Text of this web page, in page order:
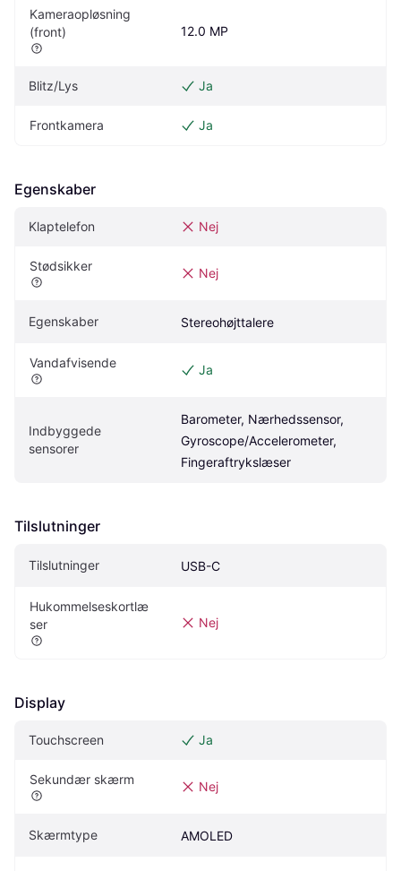
Kameraopløsning
(front)
12.0 MP
Blitz/Lys Ja
Frontkamera Ja
Egenskaber
Klaptelefon Nej
Stødsikker Nej
Egenskaber Stereohøjttalere
Vandafvisende Ja
Indbyggede
sensorer
Barometer, Nærhedssensor,
Gyroscope/Accelerometer,
Fingeraftrykslæser
Tilslutninger
Tilslutninger USB-C
Hukommelseskortlæ
ser
Nej
Display
Touchscreen Ja
Sekundær skærm Nej
Skærmtype AMOLED